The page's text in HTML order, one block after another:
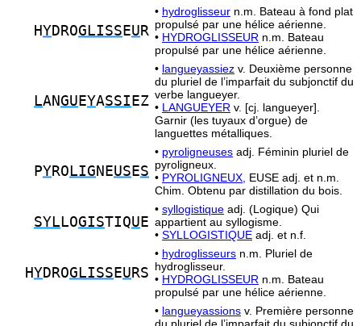
HYDROGLISS EU R
• hydroglisseur n.m. Bateau à fond plat
propulsé par une hélice aérienne.
• HYDROGLISSEUR n.m. Bateau
propulsé par une hélice aérienne.
LANGU EYASSI EZ
• langueyassiez v. Deuxième personne
du pluriel de l’imparfait du subjonctif du
verbe langueyer.
• LANGUEYER v. [cj. langueyer].
Garnir (les tuyaux d’orgue) de
languettes métalliques.
PYRO LIG NEUS ES
• pyroligneuses adj. Féminin pluriel de
pyroligneux.
• PYROLIGNEUX, EUSE adj. et n.m.
Chim. Obtenu par distillation du bois.
SYL LOGISTIQU E
• syllogistique adj. (Logique) Qui
appartient au syllogisme.
• SYLLOGISTIQUE adj. et n.f.
HYDROGLISS EU RS
• hydroglisseurs n.m. Pluriel de
hydroglisseur.
• HYDROGLISSEUR n.m. Bateau
propulsé par une hélice aérienne.
• langueyassions v. Première personne